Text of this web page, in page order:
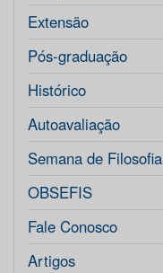
Extensão
Pós-graduação
Histórico
Autoavaliação
Semana de Filosofia
OBSEFIS
Fale Conosco
Artigos